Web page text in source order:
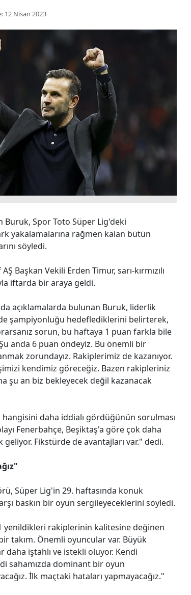
12 Nisan 2023
Spor Toto Süper Lig'deki
yakalamalarına rağmen kalan bütün
söyledi.
Başkan Vekili Erden Timur, sarı-kırmızılı
iftarda bir araya geldi.
açıklamalarda bulunan Buruk, liderlik
şampiyonluğu hedeflediklerini belirterek,
sorun, bu haftaya 1 puan farkla bile
anda 6 puan öndeyiz. Bu önemli bir
zorundayız. Rakiplerimiz de kazanıyor.
kendimiz göreceğiz. Bazen rakipleriniz
şu an biz bekleyecek değil kazanacak
daha iddialı gördüğünün sorulması
Fenerbahçe, Beşiktaş'a göre çok daha
Fikstürde de avantajları var." dedi.
Süper Lig'in 29. haftasında konuk
baskın bir oyun sergileyeceklerini söyledi.
yenildikleri rakiplerinin kalitesine değinen
takım. Önemli oyuncular var. Büyük
daha iştahlı ve istekli oluyor. Kendi
sahamızda dominant bir oyun
İlk maçtaki hataları yapmayacağız."